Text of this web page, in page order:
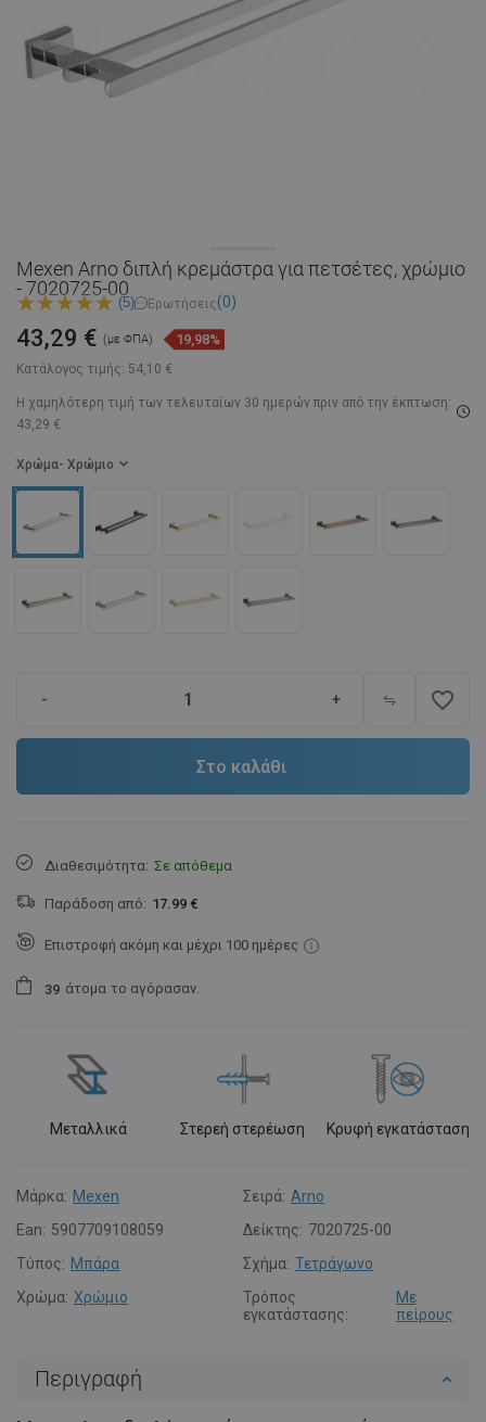
Mexen Arno διπλή κρεμάστρα για πετσέτες, χρώμιο
- 7020725-00
(5) Ερωτήσεις(0)
Κατάλογος τιμής: 54,10 €
43,29 € (με ΦΠΑ) 19,98%
Η χαμηλότερη τιμή των τελευταίων 30 ημερών πριν από την έκπτωση:
43,29 €
Χρώμα - Χρώμιο
- + favorite_border
Στο καλάθι
Διαθεσιμότητα: Σε απόθεμα
Παράδοση από: 17.99 €
Επιστροφή ακόμη και μέχρι 100 ημέρες
39 άτομα το αγόρασαν.
Μεταλλικά Στερεή στερέωση Κρυφή εγκατάσταση
Μάρκα: Mexen Σειρά: Arno
Ean: 5907709108059 Δείκτης: 7020725-00
Τύπος: Μπάρα Σχήμα: Τετράγωνο
Χρώμα: Χρώμιο
Τρόπος
εγκατάστασης:
Με
πείρους
Περιγραφή